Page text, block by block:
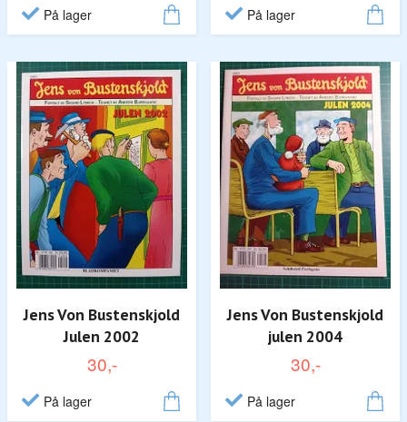
På lager På lager
Jens Von Bustenskjold
Julen 2002
30,-
På lager
Jens Von Bustenskjold
julen 2004
30,-
På lager